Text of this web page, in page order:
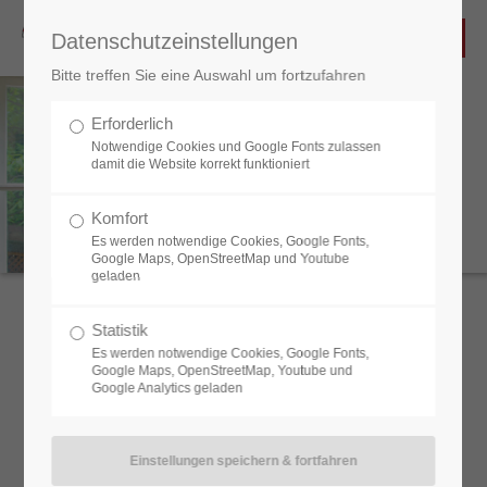
UNSERE FENSTER
TISCHLEREI MOSER
Gebäuden zu erhalten und zu restaurieren. Fenster und
Datenschutzeinstellungen
Bitte treffen Sie eine Auswahl um fortzufahren
Erforderlich
Notwendige Cookies und Google Fonts zulassen
damit die Website korrekt funktioniert
Komfort
Es werden notwendige Cookies, Google Fonts,
Google Maps, OpenStreetMap und Youtube
geladen
Statistik
Es werden notwendige Cookies, Google Fonts,
Google Maps, OpenStreetMap, Youtube und
Google Analytics geladen